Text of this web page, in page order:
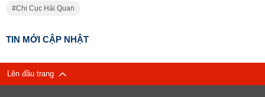
Chi Cục Hải Quan
TIN MỚI CẬP NHẬT
Lên đầu trang